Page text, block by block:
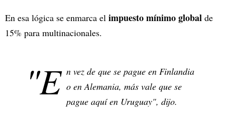
En esa lógica se enmarca el impuesto mínimo global de
15% para multinacionales.
"E n vez de que se pague en Finlandia
o en Alemania, más vale que se
pague aquí en Uruguay", dijo.